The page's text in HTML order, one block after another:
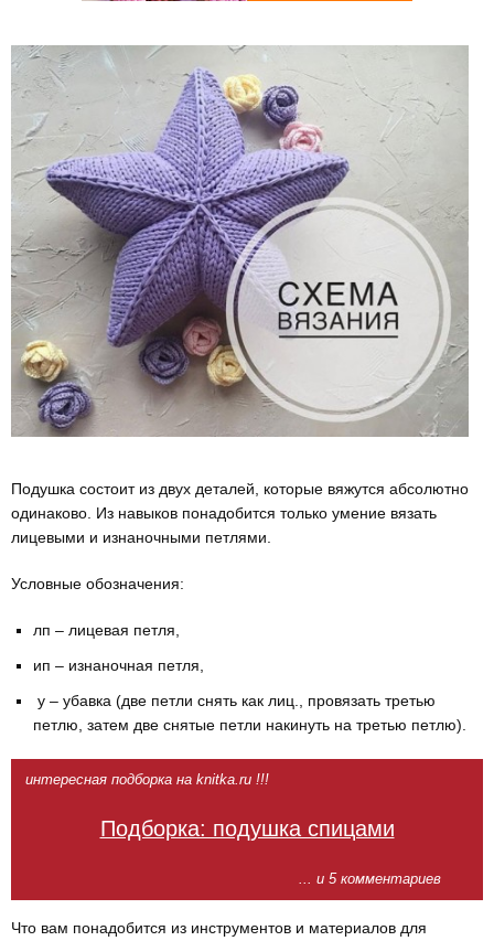
Подушка состоит из двух деталей, которые вяжутся абсолютно
одинаково. Из навыков понадобится только умение вязать
лицевыми и изнаночными петлями.⠀
Условные обозначения:⠀
лп – лицевая петля,⠀
ип – изнаночная петля,⠀
у – убавка (две петли снять как лиц., провязать третью
петлю, затем две снятые петли накинуть на третью петлю).
интересная подборка на knitka.ru !!!
Подборка: подушка спицами
... и 5 комментариев
Что вам понадобится из инструментов и материалов для